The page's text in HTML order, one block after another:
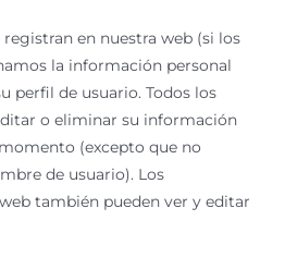
en nuestra web (si los
la información personal
perfil de usuario. Todos los
o eliminar su información
(excepto que no
de usuario). Los
también pueden ver y editar